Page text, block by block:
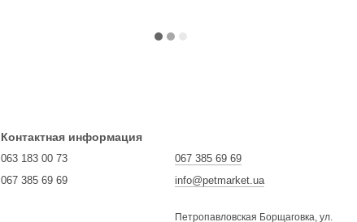
Контактная информация
063 183 00 73
067 385 69 69
067 385 69 69
info@petmarket.ua
Петропавловская Борщаговка, ул.